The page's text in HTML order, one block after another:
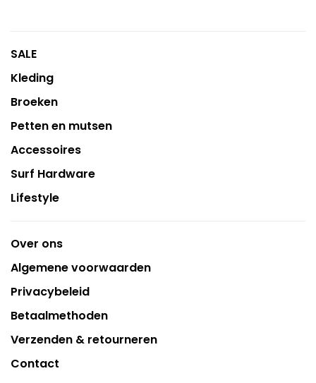
SALE
Kleding
Broeken
Petten en mutsen
Accessoires
Surf Hardware
Lifestyle
Over ons
Algemene voorwaarden
Privacybeleid
Betaalmethoden
Verzenden & retourneren
Contact